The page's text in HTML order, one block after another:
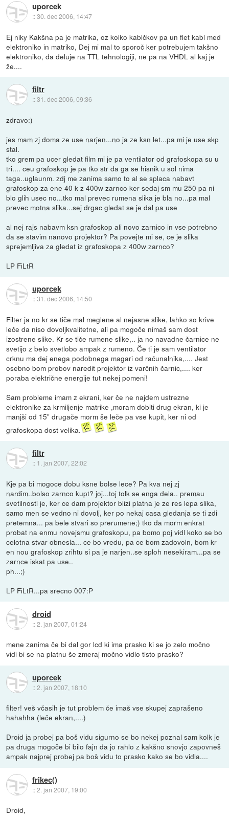
uporcek
::30. dec 2006, 14:47
Ej niky Kakšna pa je matrika, oz kolko kablčkov pa un flet kabl med
elektroniko in matriko, Dej mi mal to sporoč ker potrebujem takšno
elektroniko, da deluje na TTL tehnologiji, ne pa na VHDL al kaj je
že....
filtr
::31. dec 2006, 09:36
zdravo:)
jes mam zj doma ze use narjen...no ja ze ksn let...pa mi je use skp
stal.
tko grem pa ucer gledat film mi je pa ventilator od grafoskopa su u
tri.... ceu grafoskop je pa tko str da ga se hisnik u sol nima
taga..uglaunm. zdj me zanima samo to al se splaca nabavt
grafoskop za ene 40 k z 400w zarnco ker sedaj sm mu 250 pa ni
blo glih usec no...tko mal prevec rumena slika je bla no...pa mal
prevec motna slika...sej drgac gledat se je dal pa use
al nej rajs nabavm ksn grafoskop ali novo zarnico in vse potrebno
da se stavim nanovo projektor? Pa povejte mi se, ce je slika
sprejemljiva za gledat iz grafoskopa z 400w zarnco?
LP FiLtR
uporcek
::31. dec 2006, 14:50
Filter ja no kr se tiče mal meglene al nejasne slike, lahko so krive
leče da niso dovoljkvalitetne, ali pa mogoče nimaš sam dost
izostrene slike. Kr se tiče rumene slike,.. ja no navadne čarnice ne
svetijo z belo svetlobo ampak z rumeno. Če ti je sam ventilator
crknu ma dej enega podobnega magari od računalnika,.... Jest
osebno bom probov naredit projektor iz varčnih čarnic,.... ker
poraba električne energije tut nekej pomeni!
Sam probleme imam z ekrani, ker če ne najdem ustrezne
elektronike za krmiljenje matrike ,moram dobiti drug ekran, ki je
manjši od 15" drugače morm še leče pa vse kupit, ker ni od
grafoskopa dost velika.
filtr
:: 1. jan 2007, 22:02
Kje pa bi mogoce dobu ksne bolse lece? Pa kva nej zj
nardim..bolso zarnco kupt? joj...toj tolk se enga dela.. premau
svetilnosti je, ker ce dam projektor blizi platna je ze res lepa slika,
samo men se vedno ni dovolj, ker po nekaj casa gledanja se ti zdi
pretemna... pa bele stvari so prerumene;) tko da morm enkrat
probat na enmu novejsmu grafoskopu, pa bomo poj vidl koko se bo
celotna stvar obnesla... ce bo vredu, pa ce bom zadovoln, bom kr
en nou grafoskop zrihtu si pa je narjen..se sploh nesekiram...pa se
zarnce iskat pa use..
ph...;)
LP FiLtR...pa srecno 007:P
droid
::2. jan 2007, 01:24
mene zanima če bi dal gor lcd ki ima prasko ki se jo zelo močno
vidi bi se na platnu še zmeraj močno vidlo tisto prasko?
uporcek
::2. jan 2007, 18:10
filter! veš včasih je tut problem če imaš vse skupej zaprašeno
hahahha (leče ekran,....)
Droid ja probej pa boš vidu sigurno se bo nekej poznal sam kolk je
pa druga mogoče bi bilo fajn da jo rahlo z kakšno snovjo zapovneš
ampak najprej probej pa boš vidu to prasko kako se bo vidla....
frikec()
::2. jan 2007, 19:00
Droid,